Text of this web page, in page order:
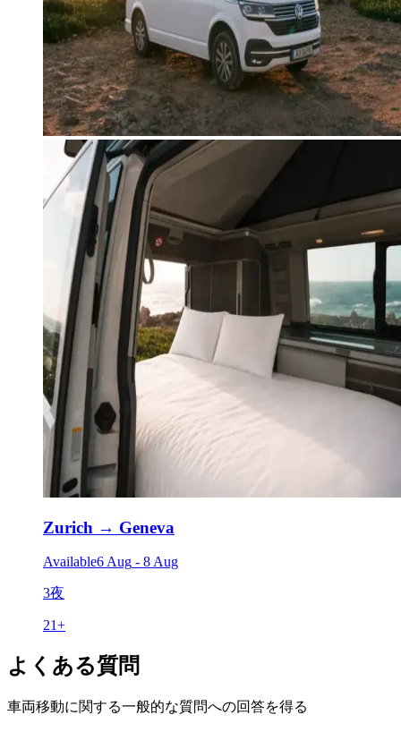
Zurich → Geneva
Available6 Aug - 8 Aug
3夜
21+
よくある質問
車両移動に関する一般的な質問への回答を得る